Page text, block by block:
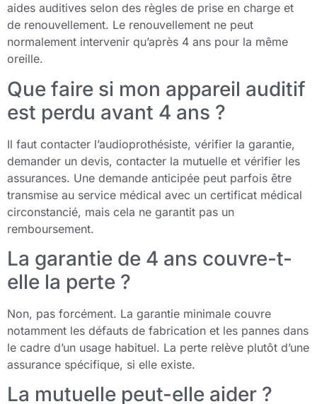
aides auditives selon des règles de prise en charge et
de renouvellement. Le renouvellement ne peut
normalement intervenir qu’après 4 ans pour la même
oreille.
Que faire si mon appareil auditif
est perdu avant 4 ans ?
Il faut contacter l’audioprothésiste, vérifier la garantie,
demander un devis, contacter la mutuelle et vérifier les
assurances. Une demande anticipée peut parfois être
transmise au service médical avec un certificat médical
circonstancié, mais cela ne garantit pas un
remboursement.
La garantie de 4 ans couvre-t-
elle la perte ?
Non, pas forcément. La garantie minimale couvre
notamment les défauts de fabrication et les pannes dans
le cadre d’un usage habituel. La perte relève plutôt d’une
assurance spécifique, si elle existe.
La mutuelle peut-elle aider ?